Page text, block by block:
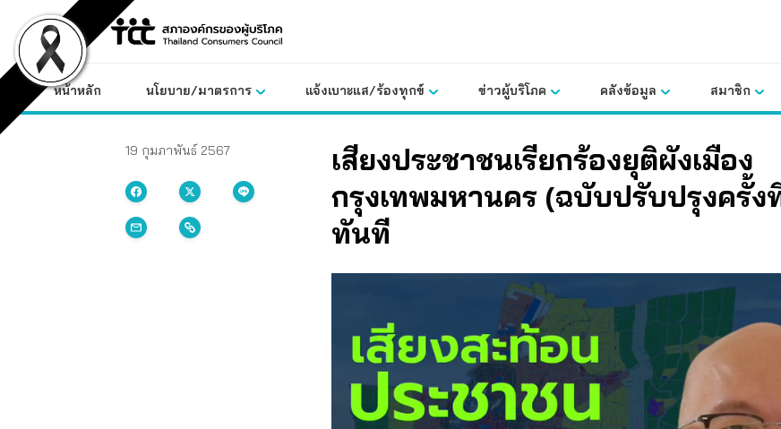
content
หน้าหลัก นโยบาย/มาตรการ แจ้งเบาะแส/ร้องทุกข์ ข่าวผู้บริโภค คลังข้อมูล สมาชิก
19 กุมภาพันธ์ 2567
เสียงประชาชนเรียกร้องยุติผังเมือง
กรุงเทพมหานคร (ฉบับปรับปรุงครั้ง
ทันที